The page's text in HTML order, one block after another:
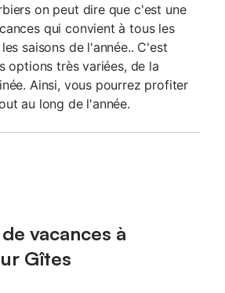
on peut dire que c'est une
qui convient à tous les
saisons de l'année.. C'est
options très variées, de la
Ainsi, vous pourrez profiter
au long de l'année.
vacances à
Gîtes